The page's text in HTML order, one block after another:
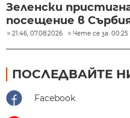
Зеленски
посещение в
21:46, 07.08.2026 Чете се за:
ПОСЛЕДВАЙТЕ
Facebook